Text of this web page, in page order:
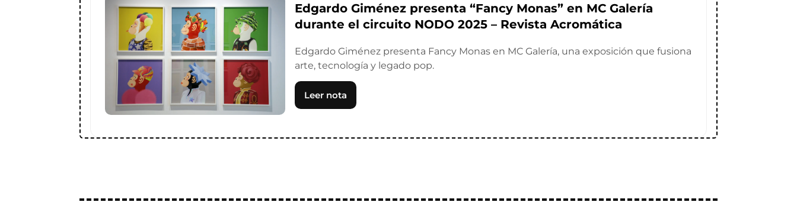
Edgardo Giménez presenta “Fancy Monas” en MC Galería
durante el circuito NODO 2025 – Revista Acromática
Edgardo Giménez presenta Fancy Monas en MC Galería, una exposición que fusiona
arte, tecnología y legado pop.
Leer nota